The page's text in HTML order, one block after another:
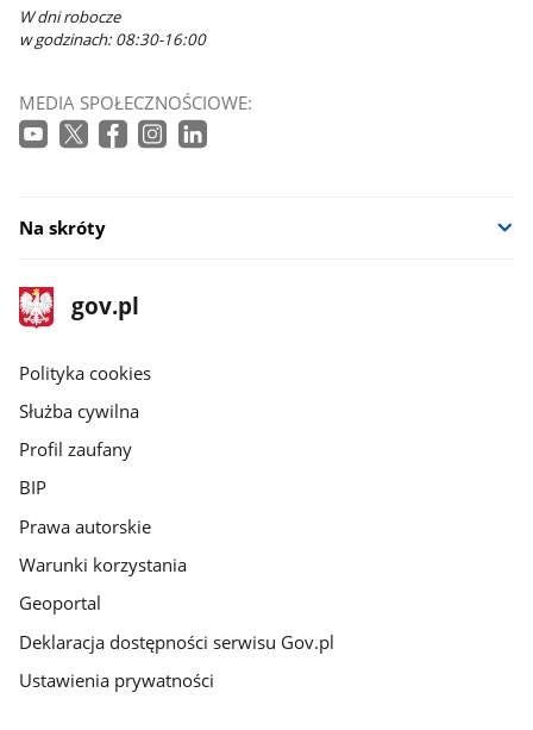
W dni robocze
w godzinach: 08:30-16:00
MEDIA SPOŁECZNOŚCIOWE:
Na skróty
stopka
gov.pl
Strona
gov.pl
gov.pl
Polityka cookies
Służba cywilna
Profil zaufany
BIP
Prawa autorskie
Warunki korzystania
Geoportal
Deklaracja dostępności serwisu Gov.pl
Ustawienia prywatności